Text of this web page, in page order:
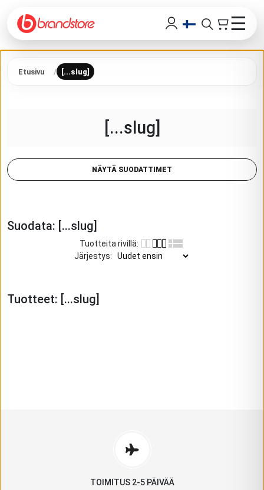
☰
Etusivu [...slug]
[...slug]
NÄYTÄ SUODATTIMET
Suodata: [...slug]
Tuotteita rivillä:
Järjestys:
Tuotteet: [...slug]
TOIMITUS 2-5 PÄIVÄÄ